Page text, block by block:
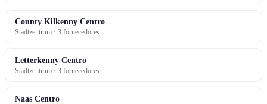
County Kilkenny Centro
Stadtzentrum · 3 fornecedores
Letterkenny Centro
Stadtzentrum · 3 fornecedores
Naas Centro